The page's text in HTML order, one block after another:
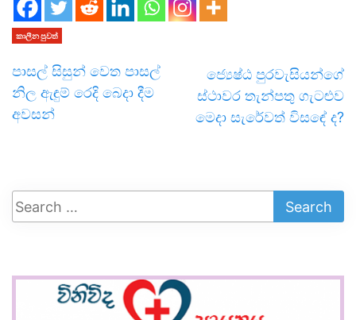
කාලීන පුවත්
පාසල් සිසුන් වෙත පාසල්
නිල ඇඳුම් රෙදි බෙදා දීම
අවසන්
ජ්‍යෙෂ්ඨ පුරවැසියන්ගේ
ස්ථාවර තැන්පතු ගැටළුව
මෙදා සැරේවත් විසඳේ ද?